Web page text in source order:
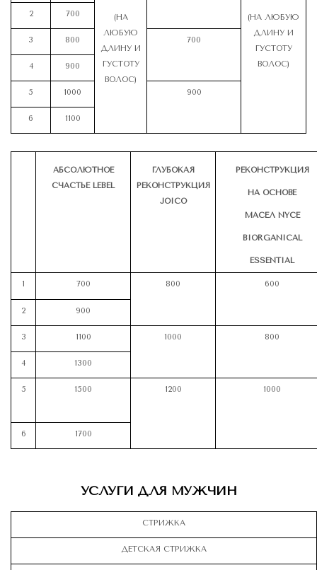
(НА
ЛЮБУЮ
ДЛИНУ И
ГУСТОТУ
ВОЛОС)
(НА ЛЮБУЮ
ДЛИНУ И
ГУСТОТУ
ВОЛОС)
2 700
3 800 700
4 900
5 1000 900
6 1100
АБСОЛЮТНОЕ
СЧАСТЬЕ LEBEL
ГЛУБОКАЯ
РЕКОНСТРУКЦИЯ
JOICO
РЕКОНСТРУКЦИЯ
НА ОСНОВЕ
МАСЕЛ NYCE
BIORGANICAL
ESSENTIAL
1 700 800 600
2 900
3 1100 1000 800
4 1300
5 1500 1200 1000
6 1700
УСЛУГИ ДЛЯ МУЖЧИН
СТРИЖКА
ДЕТСКАЯ СТРИЖКА